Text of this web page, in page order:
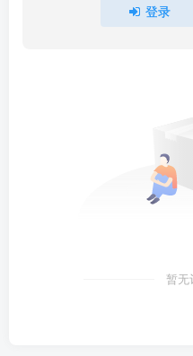
登录
暂无